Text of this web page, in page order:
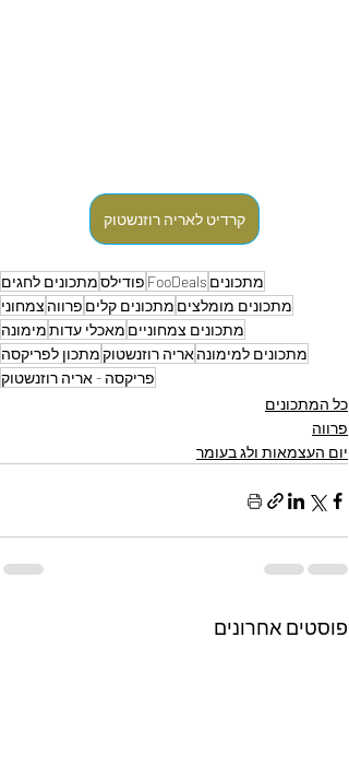
קרדיט לאריה רוזנשטוק
מתכונים FooDeals פודילסמתכונים לחגים
מתכונים מומלצים מתכונים קלים פרווה צמחוני
מתכונים צמחוניים מאכלי עדותמימונה
מתכונים למימונהאריה רוזנשטוקמתכון לפריקסה
פריקסה - אריה רוזנשטוק
כל המתכונים
פרווה
יום העצמאות ולג בעומר
פוסטים אחרונים